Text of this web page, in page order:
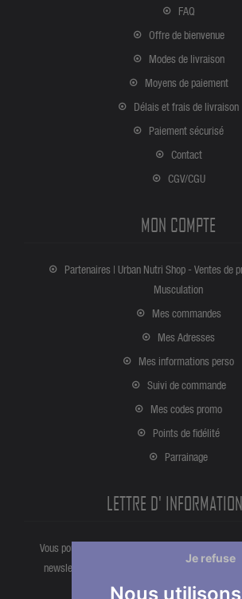
Nous
Je refuse
FAQ
Offre de bienvenue
Modes de livraison
Moyens de paiement
Délais et frais de livraison
Paiement sécurisé
Contact
CGV/CGU
MON COMPTE
Partenaires | Urban Nutri Shop - Ventes de
Musculation
Mes commandes
Mes Adresses
Mes informations perso
Suivi de commande
Mes codes promo
Points de fidélité
Parrainage
LETTRE D'
Vous pouvez vous désinscrire à tout moment
newsletter. Ou bien à partir de nos informations
conditions d'utlisation du site.